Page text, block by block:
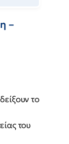
–
το
του